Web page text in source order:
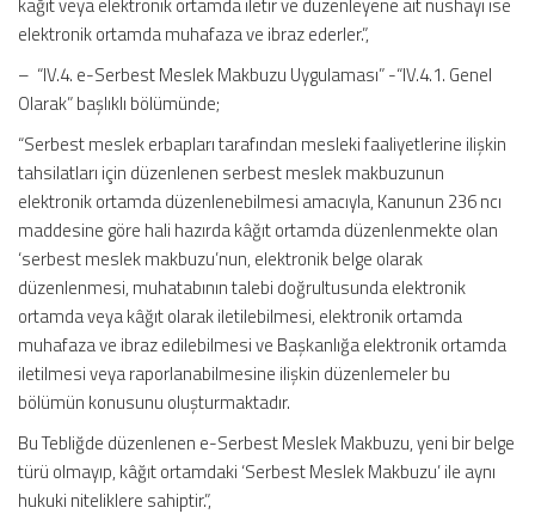
elektronik ortamda muhafaza ve ibraz ederler.”,
– “IV.4. e-Serbest Meslek Makbuzu Uygulaması” -“IV.4.1. Genel
Olarak” başlıklı bölümünde;
“Serbest meslek erbapları tarafından mesleki faaliyetlerine ilişkin
tahsilatları için düzenlenen serbest meslek makbuzunun
elektronik ortamda düzenlenebilmesi amacıyla, Kanunun 236 ncı
maddesine göre hali hazırda kâğıt ortamda düzenlenmekte olan
‘serbest meslek makbuzu’nun, elektronik belge olarak
düzenlenmesi, muhatabının talebi doğrultusunda elektronik
ortamda veya kâğıt olarak iletilebilmesi, elektronik ortamda
muhafaza ve ibraz edilebilmesi ve Başkanlığa elektronik ortamda
iletilmesi veya raporlanabilmesine ilişkin düzenlemeler bu
bölümün konusunu oluşturmaktadır.
Bu Tebliğde düzenlenen e-Serbest Meslek Makbuzu, yeni bir belge
türü olmayıp, kâğıt ortamdaki ‘Serbest Meslek Makbuzu’ ile aynı
hukuki niteliklere sahiptir.”,